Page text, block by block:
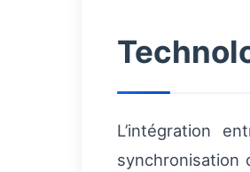
L’intégration
synchronisation